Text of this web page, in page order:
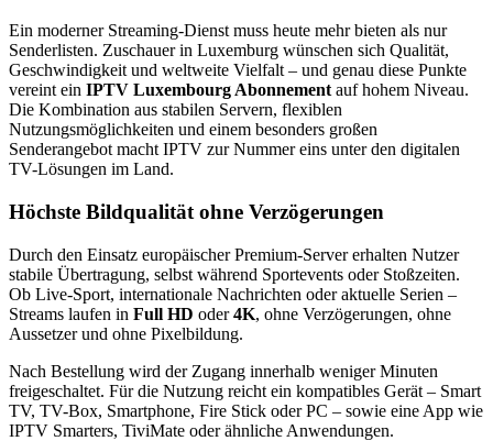
Ein moderner Streaming-Dienst muss heute mehr bieten als nur
Senderlisten. Zuschauer in Luxemburg wünschen sich Qualität,
Geschwindigkeit und weltweite Vielfalt – und genau diese Punkte
vereint ein IPTV Luxembourg Abonnement auf hohem Niveau.
Die Kombination aus stabilen Servern, flexiblen
Nutzungsmöglichkeiten und einem besonders großen
Senderangebot macht IPTV zur Nummer eins unter den digitalen
TV-Lösungen im Land.
Höchste Bildqualität ohne Verzögerungen
Durch den Einsatz europäischer Premium-Server erhalten Nutzer
stabile Übertragung, selbst während Sportevents oder Stoßzeiten.
Ob Live-Sport, internationale Nachrichten oder aktuelle Serien –
Streams laufen in Full HD oder4K, ohne Verzögerungen, ohne
Aussetzer und ohne Pixelbildung.
Nach Bestellung wird der Zugang innerhalb weniger Minuten
freigeschaltet. Für die Nutzung reicht ein kompatibles Gerät – Smart
TV, TV-Box, Smartphone, Fire Stick oder PC – sowie eine App wie
IPTV Smarters, TiviMate oder ähnliche Anwendungen.